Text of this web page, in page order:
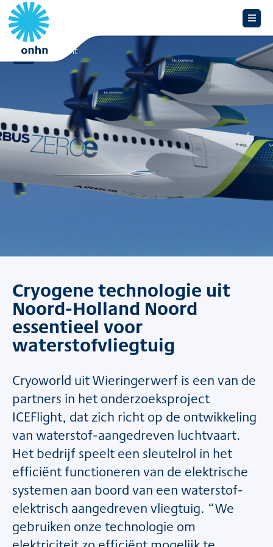
Overzicht
Cryogene technologie uit
Noord-Holland Noord
essentieel voor
waterstofvliegtuig
Cryoworld uit Wieringerwerf is een van de
partners in het onderzoeksproject
ICEFlight, dat zich richt op de ontwikkeling
van waterstof-aangedreven luchtvaart.
Het bedrijf speelt een sleutelrol in het
efficiënt functioneren van de elektrische
systemen aan boord van een waterstof-
elektrisch aangedreven vliegtuig. “We
gebruiken onze technologie om